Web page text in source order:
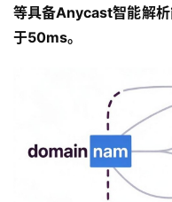
等具备Anycast智能解
于50ms。